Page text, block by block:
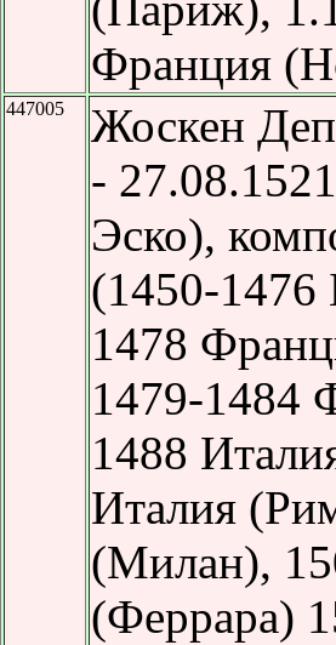
Франция
447005 Жоскен
-
Эско),
(1450-1476
1478
1479-1484
1488
Италия
(Милан),
(Феррара)